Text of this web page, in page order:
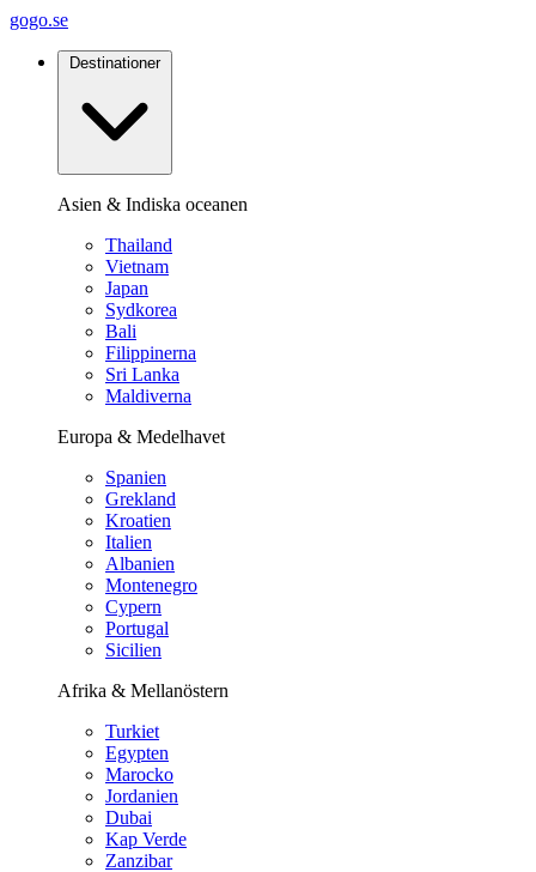
gogo.se
Destinationer
Asien & Indiska oceanen
Thailand
Vietnam
Japan
Sydkorea
Bali
Filippinerna
Sri Lanka
Maldiverna
Europa & Medelhavet
Spanien
Grekland
Kroatien
Italien
Albanien
Montenegro
Cypern
Portugal
Sicilien
Afrika & Mellanöstern
Turkiet
Egypten
Marocko
Jordanien
Dubai
Kap Verde
Zanzibar